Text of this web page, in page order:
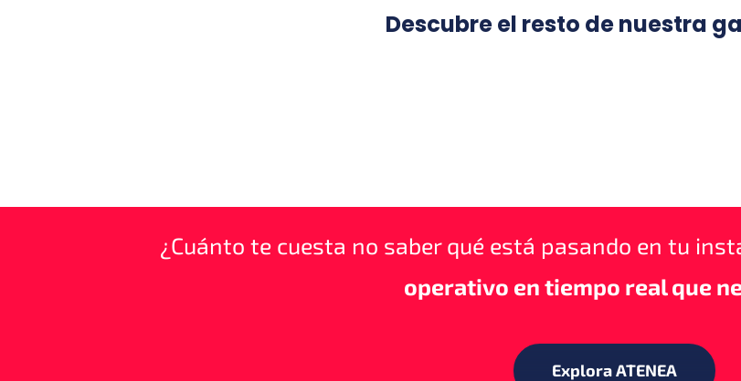
Descubre el resto de nuestra
¿Cuánto te cuesta no saber qué está pasando en tu
operativo en tiempo real que
Explora ATENEA